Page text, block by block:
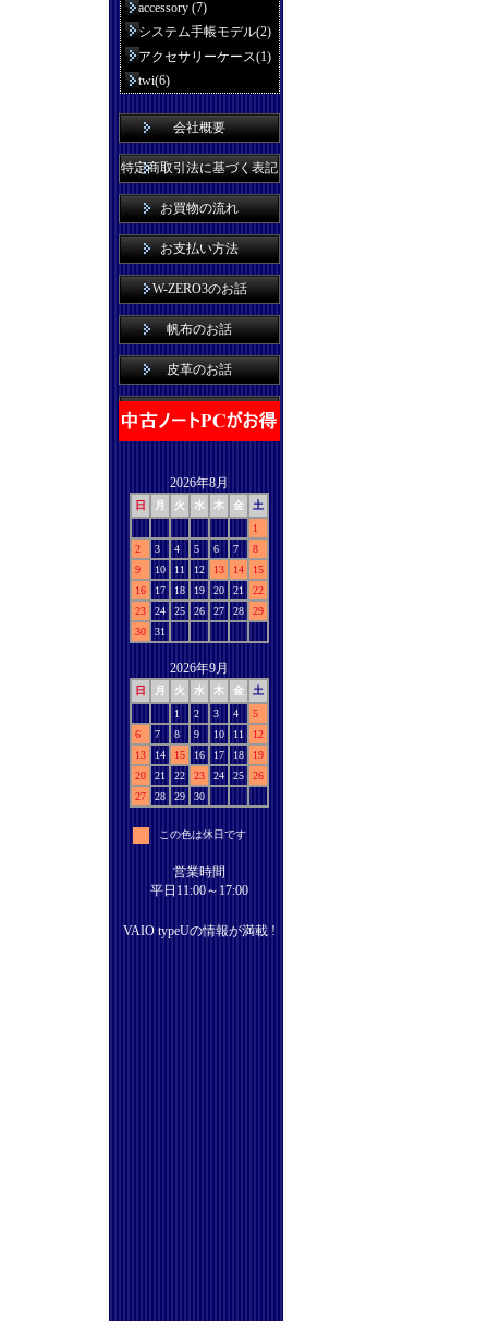
accessory (7)
システム手帳モデル(2)
アクセサリーケース(1)
twi(6)
会社概要
特定商取引法に基づく表記
お買物の流れ
お支払い方法
W-ZERO3のお話
帆布のお話
皮革のお話
2026年8月
日 月 火 水 木 金
土
1
2
3 4 5 6 7
8
9
10 11 12 13 14
15
16
17 18 19 20 21
22
23
24 25 26 27 28
29
30
31
2026年9月
日 月 火 水 木 金
土
1
2 3 4
5
6
7 8 9 10 11
12
13
14 15 16 17 18
19
20
21 22 23 24 25
26
27
28 29 30
この色は休日です
営業時間
平日11:00～17:00
VAIO typeUの情報が満載 !